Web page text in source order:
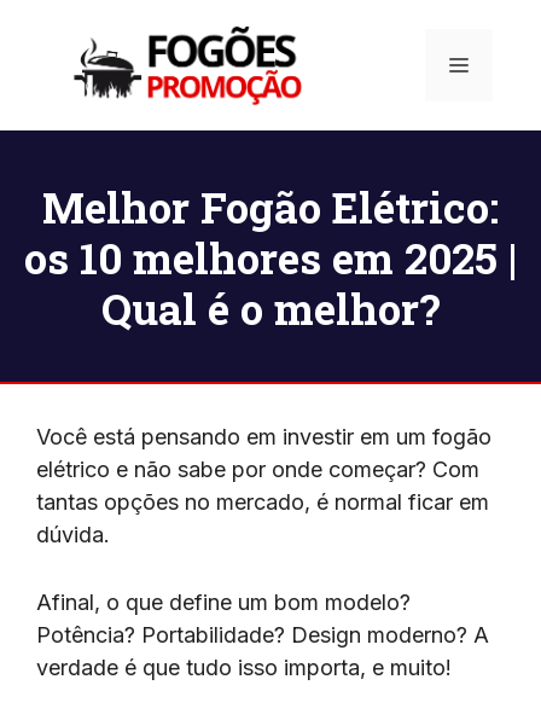
Menu
Melhor Fogão Elétrico:
os 10 melhores em 2025 |
Qual é o melhor?
Você está pensando em investir em um fogão
elétrico e não sabe por onde começar? Com
tantas opções no mercado, é normal ficar em
dúvida.
Afinal, o que define um bom modelo?
Potência? Portabilidade? Design moderno? A
verdade é que tudo isso importa, e muito!